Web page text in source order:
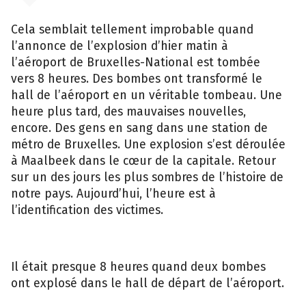
Cela semblait tellement improbable quand
l’annonce de l’explosion d’hier matin à
l’aéroport de Bruxelles-National est tombée
vers 8 heures. Des bombes ont transformé le
hall de l’aéroport en un véritable tombeau. Une
heure plus tard, des mauvaises nouvelles,
encore. Des gens en sang dans une station de
métro de Bruxelles. Une explosion s’est déroulée
à Maalbeek dans le cœur de la capitale. Retour
sur un des jours les plus sombres de l’histoire de
notre pays. Aujourd’hui, l’heure est à
l’identification des victimes.
Il était presque 8 heures quand deux bombes
ont explosé dans le hall de départ de l’aéroport.